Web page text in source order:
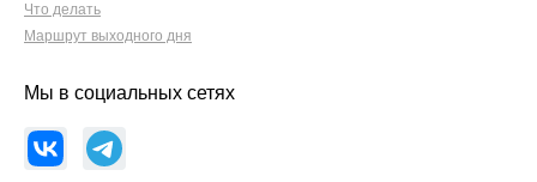
Что делать
Маршрут выходного дня
Мы в социальных сетях